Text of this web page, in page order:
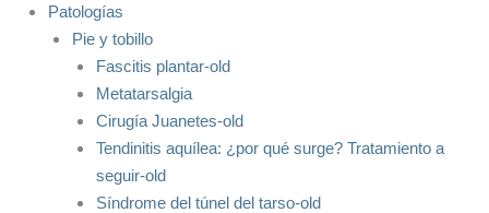
Patologías
Pie y tobillo
Fascitis plantar-old
Metatarsalgia
Cirugía Juanetes-old
Tendinitis aquílea: ¿por qué surge? Tratamiento a
seguir-old
Síndrome del túnel del tarso-old